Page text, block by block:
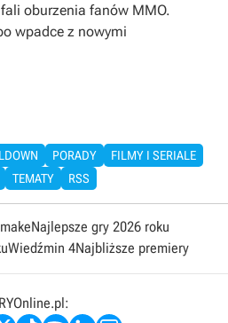
oburzenia fanów MMO.
wpadce z nowymi
PORADY
FILMY I SERIALE
TEMATY RSS
Najlepsze gry 2026 roku
Wiedźmin 4Najbliższe premiery